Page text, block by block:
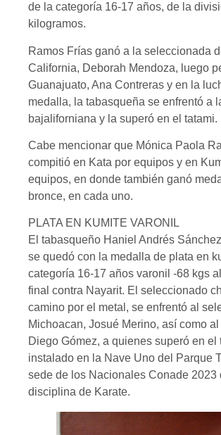
de la categoría 16-17 años, de la
kilogramos.
Ramos Frías ganó a la seleccionada
California, Deborah Mendoza, luego
Guanajuato, Ana Contreras y en la
medalla, la tabasqueña se enfrentó a
bajaliforniana y la superó en el tatami.
Cabe mencionar que Mónica Paola
compitió en Kata por equipos y en
equipos, en donde también ganó
bronce, en cada uno.
PLATA EN KUMITE VARONIL
El tabasqueño Haniel Andrés
se quedó con la medalla de plata en
categoría 16-17 años varonil -68 kgs
final contra Nayarit. El seleccionado
camino por el metal, se enfrentó al
Michoacan, Josué Merino, así como
Diego Gómez, a quienes superó en el
instalado en la Nave Uno del Parque
sede de los Nacionales Conade 2023
disciplina de Karate.